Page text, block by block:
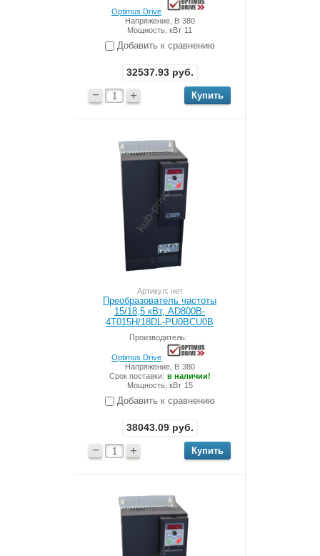
Optimus Drive
Напряжение, В 380
Мощность, кВт 11
Добавить к сравнению
32537.93руб.
− +
Артикул: нет
Преобразователь частоты
15/18,5 кВт, AD800B-
4T015H/18DL-PU0BCU0B
Производитель:
Optimus Drive
Напряжение, В 380
Срок поставки: в наличии!
Мощность, кВт 15
Добавить к сравнению
38043.09руб.
− +